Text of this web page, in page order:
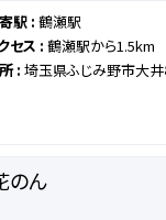
駅 : 鶴瀬駅
セス : 鶴瀬駅から1.5km
: 埼玉県ふじみ野市大井
のん